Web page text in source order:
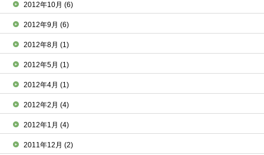
2012年10月(6)
2012年9月(6)
2012年8月(1)
2012年5月(1)
2012年4月(1)
2012年2月(4)
2012年1月(4)
2011年12月(2)